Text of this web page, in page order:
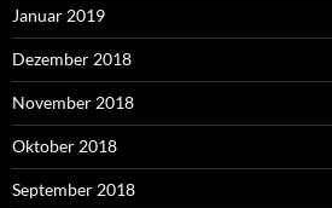
Januar 2019
Dezember 2018
November 2018
Oktober 2018
September 2018